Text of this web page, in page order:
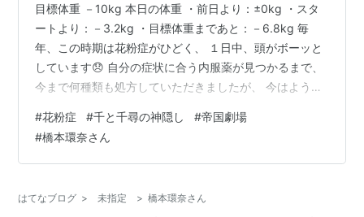
目標体重 －10kg 本日の体重 ・前日より：±0kg ・スタ
ートより：－3.2kg ・目標体重まであと：－6.8kg 毎
年、この時期は花粉症がひどく、 １日中、頭がボーッと
しています😞 自分の症状に合う内服薬が見つかるまで、
今まで何種類も処方していただきましたが、 今はようや
毎年、ゴールデンウィークが明ける頃までは症状が続き
ますので、憂鬱です😢 娘が、帝国劇場で舞台「千と千尋
の神隠し」を観て来ました。 とても素晴らしかったと、
奈さんと上白石萌音さんのダブルキャストで、 娘が観た
#花粉症 #千と千尋の神隠し #帝国劇場
#橋本環奈さん
はてなブログ > 未指定 > 橋本環奈さん